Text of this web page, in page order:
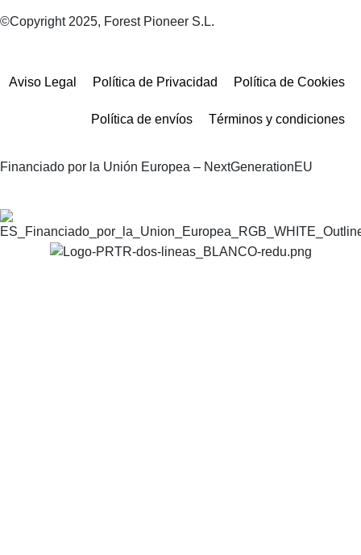
©Copyright 2025, Forest Pioneer S.L.
Aviso Legal Política de Privacidad Política de Cookies
Política de envíos Términos y condiciones
Financiado por la Unión Europea – NextGenerationEU